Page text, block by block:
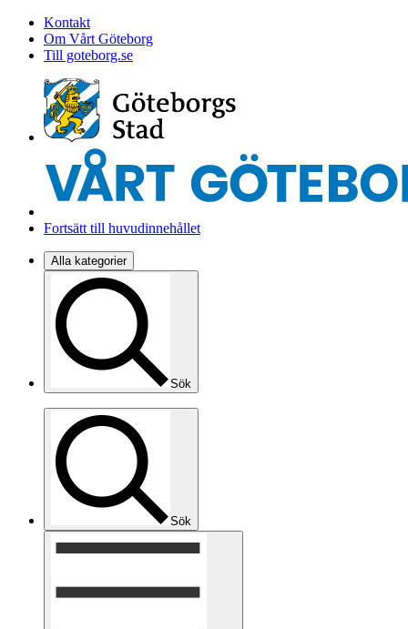
Kontakt
Om Vårt Göteborg
Till goteborg.se
Fortsätt till huvudinnehållet
Alla kategorier
Sök
Sök